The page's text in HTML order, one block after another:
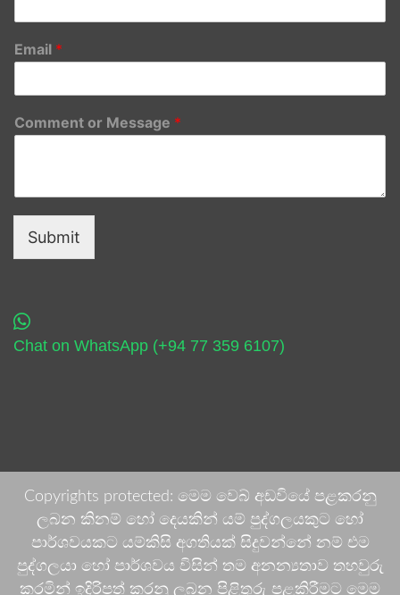
Email *
Comment or Message *
Submit
Chat on WhatsApp (+94 77 359 6107)
Copyrights protected: මෙම වෙබ් අඩවියේ පළකරනු
ලබන කිනම් හෝ දෙයකින් යම් පුද්ගලයකුට හෝ
පාර්ශවයකට යම්කිසි අගතියක් සිදුවන්නේ නම් එම
පුද්ගලයා හෝ පාර්ශවය විසින් තම අනන්‍යතාව තහවුරු
කරමින් ඉදිරිපත් කරනු ලබන පිළිතුරු පළකිරීමට මෙම